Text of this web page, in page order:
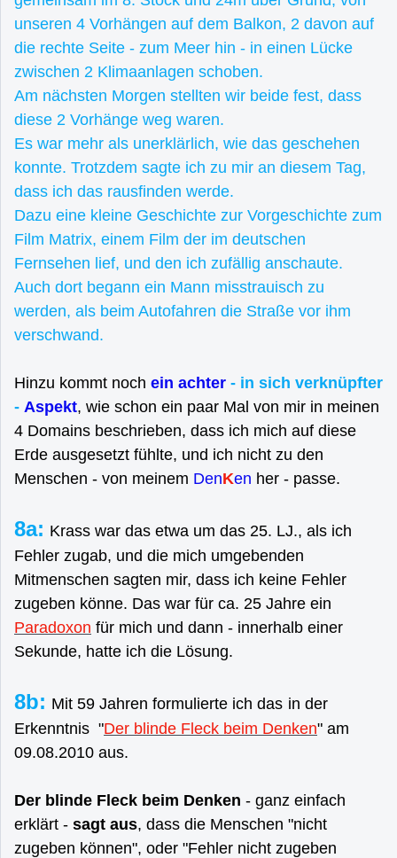
unseren 4 Vorhängen auf dem Balkon, 2 davon auf
die rechte Seite - zum Meer hin - in einen Lücke
zwischen 2 Klimaanlagen schoben.
Am nächsten Morgen stellten wir beide fest, dass
diese 2 Vorhänge weg waren.
Es war mehr als unerklärlich, wie das geschehen
konnte. Trotzdem sagte ich zu mir an diesem Tag,
dass ich das rausfinden werde.
Dazu eine kleine Geschichte zur Vorgeschichte zum
Film Matrix, einem Film der im deutschen
Fernsehen lief, und den ich zufällig anschaute.
Auch dort begann ein Mann misstrauisch zu
werden, als beim Autofahren die Straße vor ihm
verschwand.
Hinzu kommt noch ein achter - in sich verknüpfter
- Aspekt, wie schon ein paar Mal von mir in meinen
4 Domains beschrieben, dass ich mich auf diese
Erde ausgesetzt fühlte, und ich nicht zu den
Menschen - von meinem DenKen her - passe.
8a: Krass war das etwa um das 25. LJ., als ich
Fehler zugab, und die mich umgebenden
Mitmenschen sagten mir, dass ich keine Fehler
zugeben könne. Das war für ca. 25 Jahre ein
Paradoxon für mich und dann - innerhalb einer
Sekunde, hatte ich die Lösung.
8b: Mit 59 Jahren formulierte ich das in der
Erkenntnis "Der blinde Fleck beim Denken" am
09.08.2010 aus.
Der blinde Fleck beim Denken - ganz einfach
erklärt - sagt aus, dass die Menschen "nicht
zugeben können", oder "Fehler nicht zugeben